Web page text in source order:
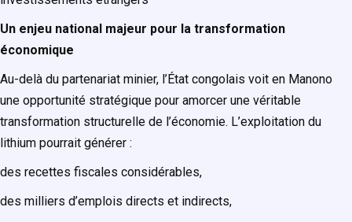
Un enjeu national majeur pour la transformation
économique
Au-delà du partenariat minier, l’État congolais voit en Manono
une opportunité stratégique pour amorcer une véritable
transformation structurelle de l’économie. L’exploitation du
lithium pourrait générer :
des recettes fiscales considérables,
des milliers d’emplois directs et indirects,